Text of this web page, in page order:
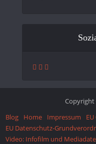
Blog
Home Impressum
EU Datenschutz-
Video: Infofilm und